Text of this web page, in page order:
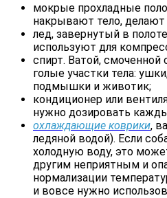
мокрые прохладные
накрывают тело, делают
лед, завернутый в
используют для
спирт. Ватой,
голые участки тела:
подмышки и животик;
кондиционер или
нужно дозировать
охлаждающие коврики,
ледяной водой). Если
холодную воду, это
другим неприятным и
нормализации
и вовсе нужно